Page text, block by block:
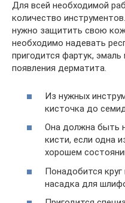
Для всей необходимой
количество
нужно защитить свою
необходимо надевать
пригодится фартук,
появления дерматита.
Из нужных
кисточка до
Она должна быть
кисти, если одна
хорошем
Понадобится
насадка для